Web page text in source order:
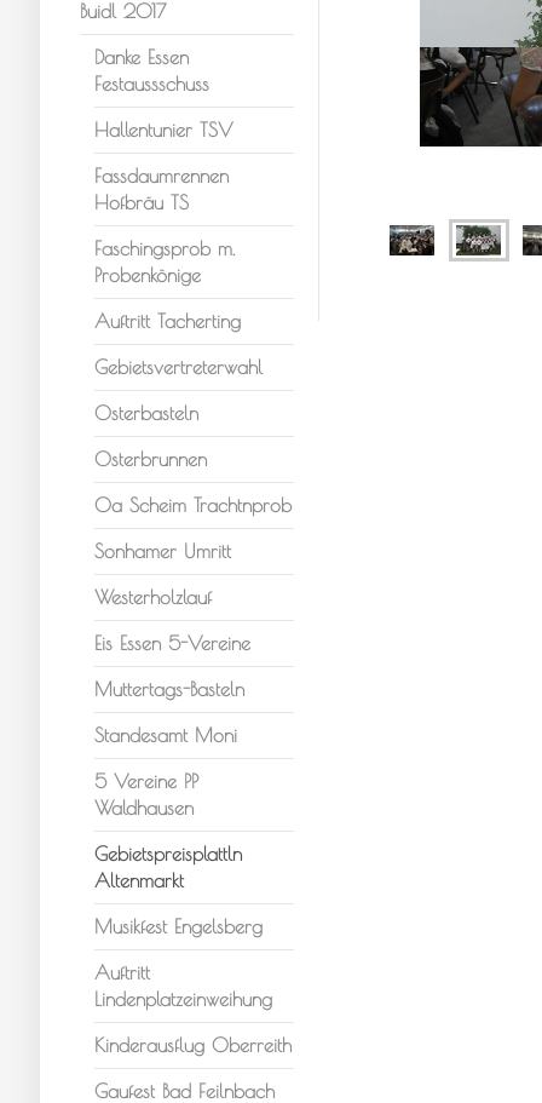
Buidl 2017
Danke Essen
Festaussschuss
Hallentunier TSV
Fassdaumrennen
Hofbräu TS
Faschingsprob m.
Probenkönige
Auftritt Tacherting
Gebietsvertreterwahl
Osterbasteln
Osterbrunnen
Oa Scheim Trachtnprob
Sonhamer Umritt
Westerholzlauf
Eis Essen 5-Vereine
Muttertags-Basteln
Standesamt Moni
5 Vereine PP
Waldhausen
Gebietspreisplattln
Altenmarkt
Musikfest Engelsberg
Auftritt
Lindenplatzeinweihung
Kinderausflug Oberreith
Gaufest Bad Feilnbach